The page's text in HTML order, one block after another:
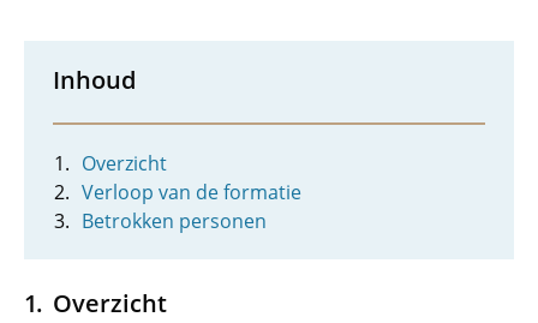
Inhoud
Overzicht
Verloop van de formatie
Betrokken personen
Overzicht